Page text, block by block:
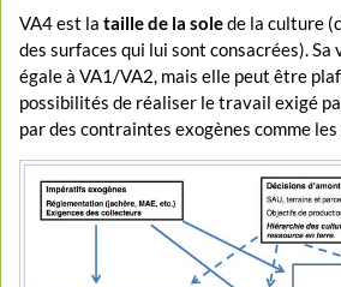
VA4 est lataille de la solede la culture
des surfaces qui lui sont consacrées).
égale à VA1/VA2, mais elle peut être
possibilités de réaliser le travail exigé
par des contraintes exogènes comme